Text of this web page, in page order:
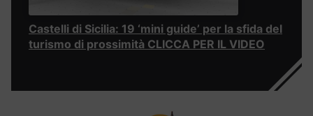
Castelli di Sicilia: 19 ‘mini guide’ per la sfida del
turismo di prossimità CLICCA PER IL VIDEO